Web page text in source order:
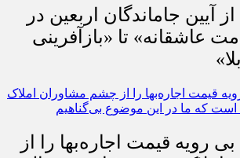
آیین جاماندگان اربعین در
عاشقانه» تا «بازآفرینی
رویه قیمت اجاره‌بها را از